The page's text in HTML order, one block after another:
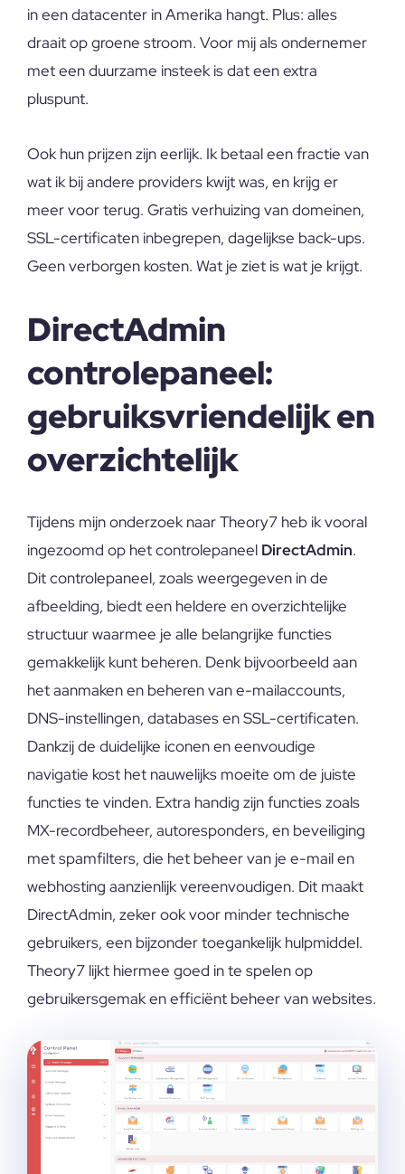
in een datacenter in Amerika hangt. Plus: alles
draait op groene stroom. Voor mij als ondernemer
met een duurzame insteek is dat een extra
pluspunt.
Ook hun prijzen zijn eerlijk. Ik betaal een fractie van
wat ik bij andere providers kwijt was, en krijg er
meer voor terug. Gratis verhuizing van domeinen,
SSL-certificaten inbegrepen, dagelijkse back-ups.
Geen verborgen kosten. Wat je ziet is wat je krijgt.
DirectAdmin
controlepaneel:
gebruiksvriendelijk en
overzichtelijk
Tijdens mijn onderzoek naar Theory7 heb ik vooral
ingezoomd op het controlepaneel DirectAdmin.
Dit controlepaneel, zoals weergegeven in de
afbeelding, biedt een heldere en overzichtelijke
structuur waarmee je alle belangrijke functies
gemakkelijk kunt beheren. Denk bijvoorbeeld aan
het aanmaken en beheren van e-mailaccounts,
DNS-instellingen, databases en SSL-certificaten.
Dankzij de duidelijke iconen en eenvoudige
navigatie kost het nauwelijks moeite om de juiste
functies te vinden. Extra handig zijn functies zoals
MX-recordbeheer, autoresponders, en beveiliging
met spamfilters, die het beheer van je e-mail en
webhosting aanzienlijk vereenvoudigen. Dit maakt
DirectAdmin, zeker ook voor minder technische
gebruikers, een bijzonder toegankelijk hulpmiddel.
Theory7 lijkt hiermee goed in te spelen op
gebruikersgemak en efficiënt beheer van websites.